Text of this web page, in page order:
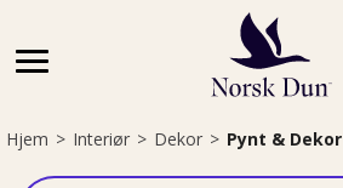
Hjem>Interiør>Dekor>Pynt & Dekor